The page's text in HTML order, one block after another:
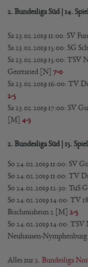
2. Bundesliga Süd | 14.
Sa 23.02.2019 11:00: SV
Sa 23.02.2019 15:00: SG
Sa 23.02.2019 15:00:
Geretsried [N] 7-0
Sa 23.02.2019 16:00: TV
2-5
Sa 23.02.2019 17:00: SV
[M] 4-3
2. Bundesliga Süd | 15.
So 24.02.2019 11:00: SV
So 24.02.2019 11:00: TV
So 24.02.2019 12:30: TuS
So 24.02.2019 14:00: TV
Bischmisheim 2 [M] 2-5
So 24.02.2019 14:00:
Neuhausen-
Alles zur 2. Bundesliga